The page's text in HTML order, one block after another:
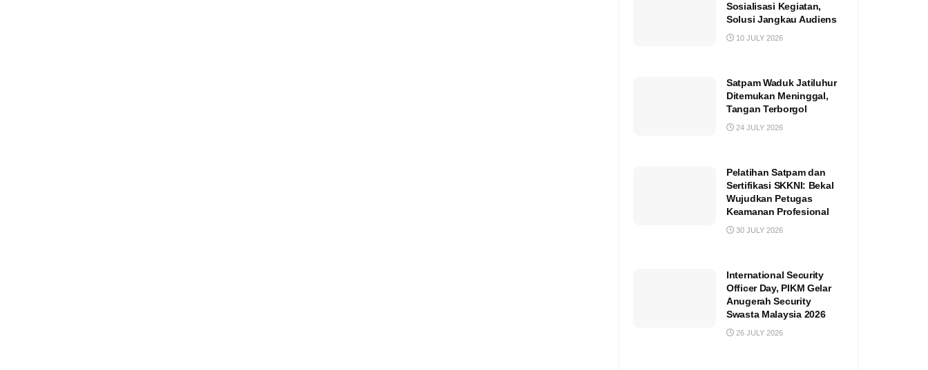
Sosialisasi Kegiatan,
Solusi Jangkau Audiens
10 JULY 2026
Satpam Waduk Jatiluhur
Ditemukan Meninggal,
Tangan Terborgol
24 JULY 2026
Pelatihan Satpam dan
Sertifikasi SKKNI: Bekal
Wujudkan Petugas
Keamanan Profesional
30 JULY 2026
International Security
Officer Day, PIKM Gelar
Anugerah Security
Swasta Malaysia 2026
26 JULY 2026